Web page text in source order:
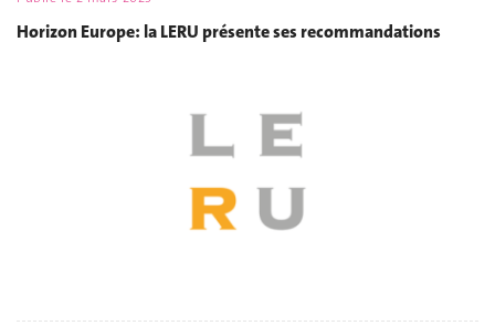
Horizon Europe: la LERU présente ses recommandations